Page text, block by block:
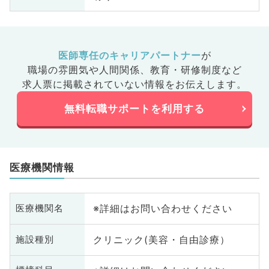
医師専任のキャリアパートナーが
職場の雰囲気や人間関係、 教育・研修制度など
求人票に掲載されていない情報をお伝えします。
無料転職サポートを利用する
医療機関情報
医療機関名 ※詳細はお問い合わせください
施設種別 クリニック(美容・自由診療）